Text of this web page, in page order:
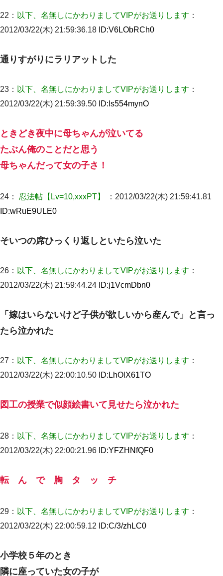
22： 以下、名無しにかわりましてVIPがお送りします ：
2012/03/22(木) 21:59:36.18 ID:V6LObRCh0
通りすがりにラリアットした
23： 以下、名無しにかわりましてVIPがお送りします ：
2012/03/22(木) 21:59:39.50 ID: ls554mynO
ときどき夜中に母ちゃんが泣いてる
たぶん俺のことだと思う
母ちゃんだって女の子さ！
24： 忍法帖【Lv=10,xxxPT】
：2012/03/22(木) 21:59:41.81
ID:wRuE9ULE0
そいつの席ひっくり返しといたら泣いた
26： 以下、名無しにかわりましてVIPがお送りします ：
2012/03/22(木) 21:59:44.24 ID:j1VcmDbn0
「嫁はいらないけど子供が欲しいから産んで」と言っ
たら泣かれた
27： 以下、名無しにかわりましてVIPがお送りします ：
2012/03/22(木) 22:00:10.50 ID: LhOlX61TO
図工の授業で似顔絵書いて見せたら泣かれた
28： 以下、名無しにかわりましてVIPがお送りします ：
2012/03/22(木) 22:00:21.96 ID:YFZHNfQF0
転 ん で 胸 タ ッ チ
29： 以下、名無しにかわりましてVIPがお送りします ：
2012/03/22(木) 22:00:59.12 ID:C/3/zhLC0
小学校５年のとき
隣に座っていた女の子が